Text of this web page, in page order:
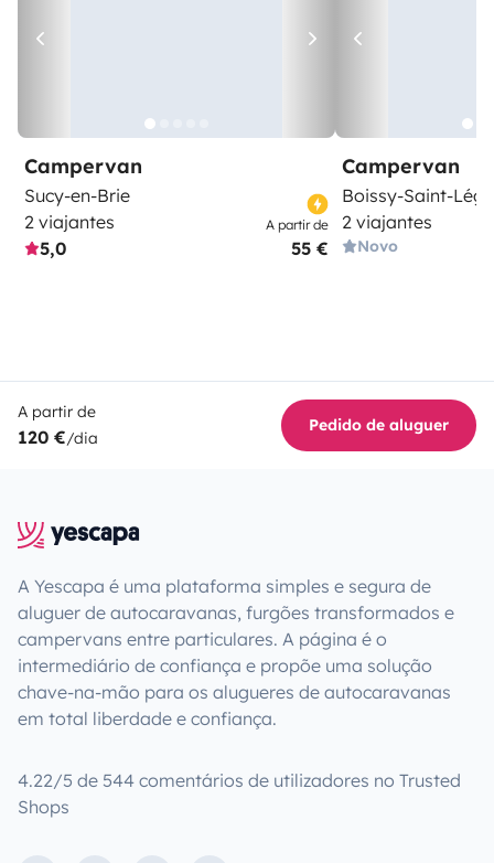
Campervan
Sucy-en-Brie
2 viajantes
5,0
A partir de
55 €
Campervan
Boissy-Saint-
2 viajantes
Novo
A partir de
120 €/dia
Pedido de aluguer
A Yescapa é uma plataforma simples e segura de
aluguer de autocaravanas, furgões transformados e
campervans entre particulares. A página é o
intermediário de confiança e propõe uma solução
chave-na-mão para os alugueres de autocaravanas
em total liberdade e confiança.
4.22/5 de 544 comentários de utilizadores no Trusted
Shops